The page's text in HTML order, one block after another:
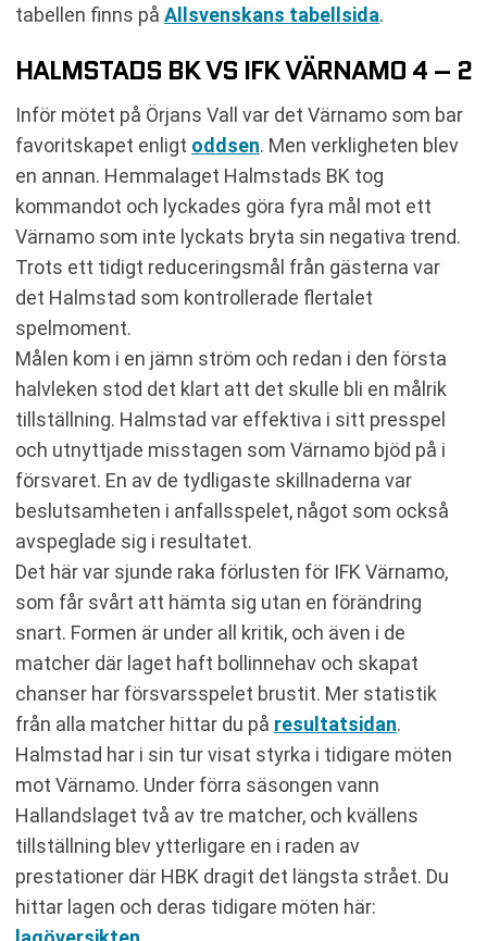
tabellen finns på Allsvenskans tabellsida.
HALMSTADS BK VS IFK VÄRNAMO 4 – 2
Inför mötet på Örjans Vall var det Värnamo som bar
favoritskapet enligt oddsen. Men verkligheten blev
en annan. Hemmalaget Halmstads BK tog
kommandot och lyckades göra fyra mål mot ett
Värnamo som inte lyckats bryta sin negativa trend.
Trots ett tidigt reduceringsmål från gästerna var
det Halmstad som kontrollerade flertalet
spelmoment.
Målen kom i en jämn ström och redan i den första
halvleken stod det klart att det skulle bli en målrik
tillställning. Halmstad var effektiva i sitt presspel
och utnyttjade misstagen som Värnamo bjöd på i
försvaret. En av de tydligaste skillnaderna var
beslutsamheten i anfallsspelet, något som också
avspeglade sig i resultatet.
Det här var sjunde raka förlusten för IFK Värnamo,
som får svårt att hämta sig utan en förändring
snart. Formen är under all kritik, och även i de
matcher där laget haft bollinnehav och skapat
chanser har försvarsspelet brustit. Mer statistik
från alla matcher hittar du på resultatsidan.
Halmstad har i sin tur visat styrka i tidigare möten
mot Värnamo. Under förra säsongen vann
Hallandslaget två av tre matcher, och kvällens
tillställning blev ytterligare en i raden av
prestationer där HBK dragit det längsta strået. Du
hittar lagen och deras tidigare möten här: